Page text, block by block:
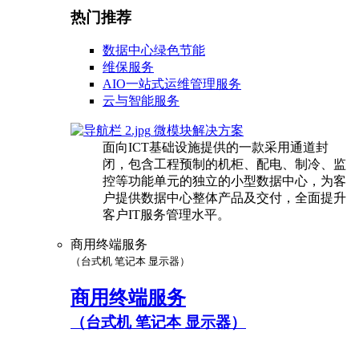
热门推荐
数据中心绿色节能
维保服务
AIO一站式运维管理服务
云与智能服务
微模块解决方案
面向ICT基础设施提供的一款采用通道封
闭，包含工程预制的机柜、配电、制冷、监
控等功能单元的独立的小型数据中心，为客
户提供数据中心整体产品及交付，全面提升
客户IT服务管理水平。
商用终端服务
（台式机 笔记本 显示器）
商用终端服务
（台式机 笔记本 显示器）